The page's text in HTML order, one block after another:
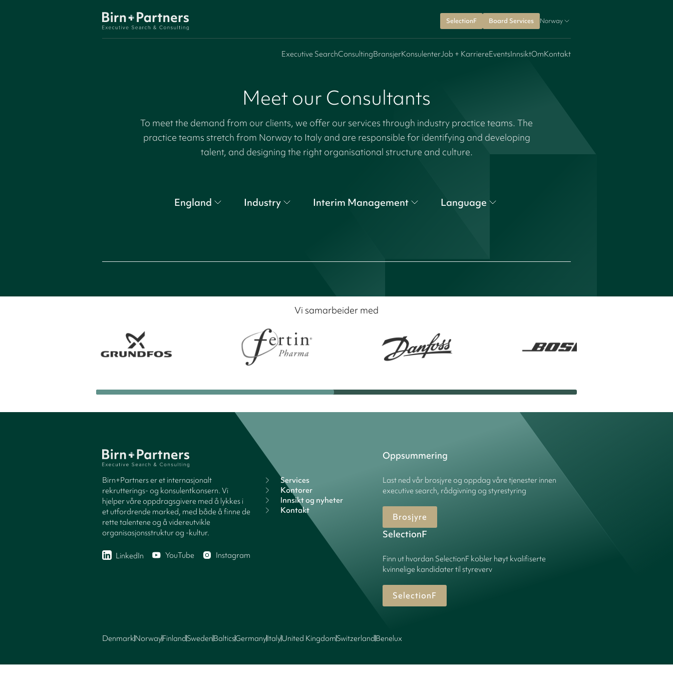
SelectionF Board Services Norway
Executive SearchConsultingBransjerKonsulenterJob + KarriereEventsInnsiktOmKontakt
Meet our Consultants
To meet the demand from our clients, we offer our services through industry practice teams. The
practice teams stretch from Norway to Italy and are responsible for identifying and developing
talent, and designing the right organisational structure and culture.
England Industry Interim Management Language
Vi samarbeider med
Birn+Partners er et internasjonalt
rekrutterings- og konsulentkonsern. Vi
hjelper våre oppdragsgivere med å lykkes i
et utfordrende marked, med både å finne de
rette talentene og å videreutvikle
organisasjonsstruktur og -kultur.
LinkedIn YouTube Instagram
Services
Kontorer
Innsikt og nyheter
Kontakt
Oppsummering
Last ned vår brosjyre og oppdag våre tjenester innen
executive search, rådgivning og styrestyring
Brosjyre
SelectionF
Finn ut hvordan SelectionF kobler høyt kvalifiserte
kvinnelige kandidater til styreverv
SelectionF
DenmarkNorwayFinlandSwedenBalticsGermanyItalyUnited KingdomSwitzerlandBenelux